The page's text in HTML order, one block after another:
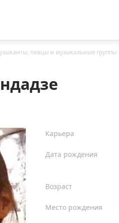
певцы и музыкальные группы
Карьера
Дата рождения
Возраст
Место рождения